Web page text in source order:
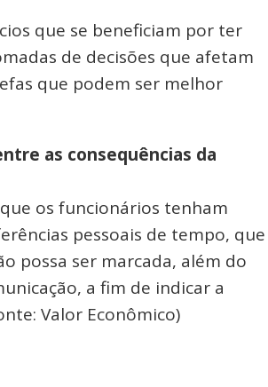
que se beneficiam por ter
de decisões que afetam
que podem ser melhor
as consequências da
os funcionários tenham
pessoais de tempo, que
possa ser marcada, além do
a fim de indicar a
Valor Econômico)